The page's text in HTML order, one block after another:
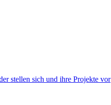
stellen sich und ihre Projekte vor